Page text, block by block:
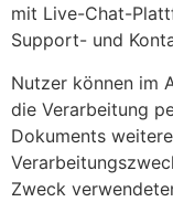
mit Live-Chat-
Support- und
Nutzer können im
die Verarbeitung
Dokuments
Zweck